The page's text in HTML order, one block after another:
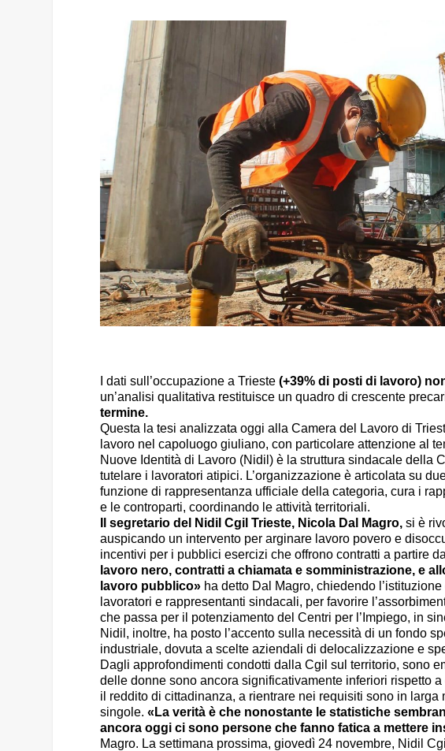
I dati sull’occupazione a Trieste(+39% di posti di lavoro)
un’analisi qualitativa restituisce un quadro di crescente
termine.
Questa la tesi analizzata oggi alla Camera del Lavoro di
lavoro nel capoluogo giuliano, con particolare attenzione al
Nuove Identità di Lavoro (Nidil) è la struttura sindacale della
tutelare i lavoratori atipici. L’organizzazione è articolata su
funzione di rappresentanza ufficiale della categoria, cura i
e le controparti, coordinando le attività territoriali.
Il segretario del Nidil Cgil Trieste, Nicola Dal Magro, si è
auspicando un intervento per arginare lavoro povero e
incentivi per i pubblici esercizi che offrono contratti a partire
lavoro nero, contratti a chiamata e somministrazione, e
lavoro pubblico» ha detto Dal Magro, chiedendo
lavoratori e rappresentanti sindacali, per favorire
che passa per il potenziamento del Centri per l’Impiego, in
Nidil, inoltre, ha posto l’accento sulla necessità di un fondo
industriale, dovuta a scelte aziendali di delocalizzazione e
Dagli approfondimenti condotti dalla Cgil sul territorio, sono
delle donne sono ancora significativamente inferiori rispetto
il reddito di cittadinanza, a rientrare nei requisiti sono in
singole.«La verità è che nonostante le statistiche
ancora oggi ci sono persone che fanno fatica a mettere
Magro. La settimana prossima, giovedì 24 novembre, Nidil